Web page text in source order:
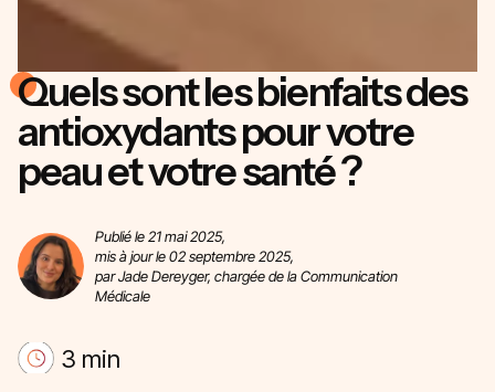
Quels sont les bienfaits des
antioxydants pour votre
peau et votre santé ?
Publié le 21 mai 2025,
mis à jour le 02 septembre 2025,
par Jade Dereyger, chargée de la Communication
Médicale
3 min